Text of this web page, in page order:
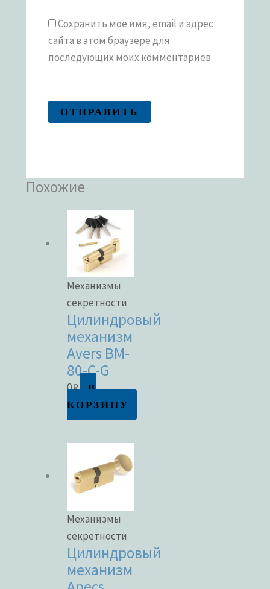
Сохранить моё имя, email и адрес
сайта в этом браузере для
последующих моих комментариев.
Похожие
Механизмы
секретности
Цилиндровый
механизм
Avers BM-
80-C-G
0₽
В
КОРЗИНУ
Механизмы
секретности
Цилиндровый
механизм